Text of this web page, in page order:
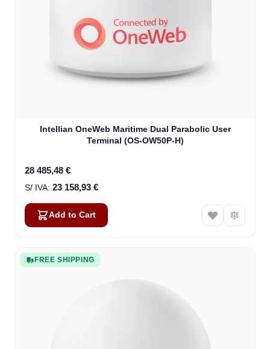
Intellian OneWeb Maritime Dual Parabolic User
Terminal (OS-OW50P-H)
28 485,48 €
23 158,93 €
Add to Cart
FREE SHIPPING